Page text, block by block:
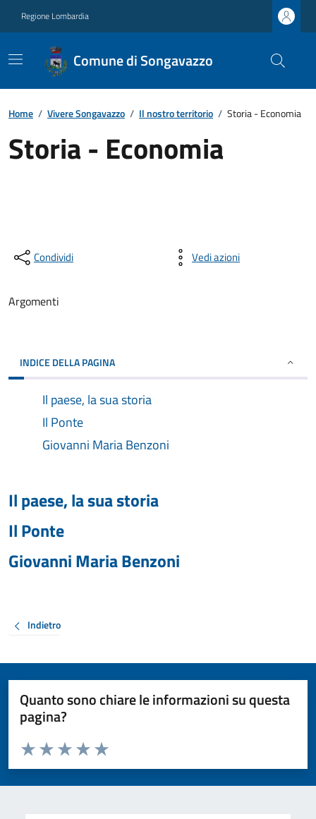
Regione Lombardia
Comune di Songavazzo
Home / Vivere Songavazzo / Il nostro territorio / Storia - Economia
Storia - Economia
Condividi Vedi azioni
Argomenti
INDICE DELLA PAGINA
Il paese, la sua storia
Il Ponte
Giovanni Maria Benzoni
Il paese, la sua storia
Il Ponte
Giovanni Maria Benzoni
Indietro
Quanto sono chiare le informazioni su questa
pagina?
Valuta da 1 a 5 stelle la pagina
Valuta 5 stelle su 5
Valuta 4 stelle su 5
Valuta 3 stelle su 5
Valuta 2 stelle su 5
Valuta 1 stelle su 5